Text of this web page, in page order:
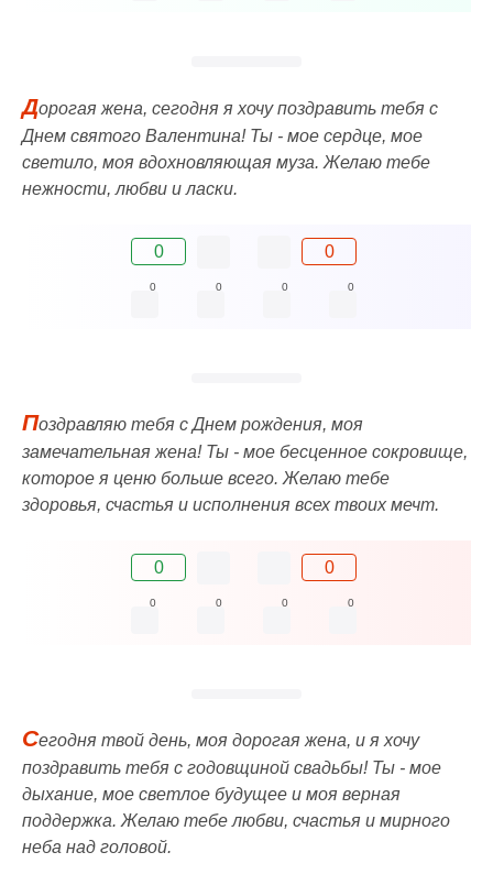
Дорогая жена, сегодня я хочу поздравить тебя с
Днем святого Валентина! Ты - мое сердце, мое
светило, моя вдохновляющая муза. Желаю тебе
нежности, любви и ласки.
0 0
0 0 0 0
Поздравляю тебя с Днем рождения, моя
замечательная жена! Ты - мое бесценное сокровище,
которое я ценю больше всего. Желаю тебе
здоровья, счастья и исполнения всех твоих мечт.
0 0
0 0 0 0
Сегодня твой день, моя дорогая жена, и я хочу
поздравить тебя с годовщиной свадьбы! Ты - мое
дыхание, мое светлое будущее и моя верная
поддержка. Желаю тебе любви, счастья и мирного
неба над головой.